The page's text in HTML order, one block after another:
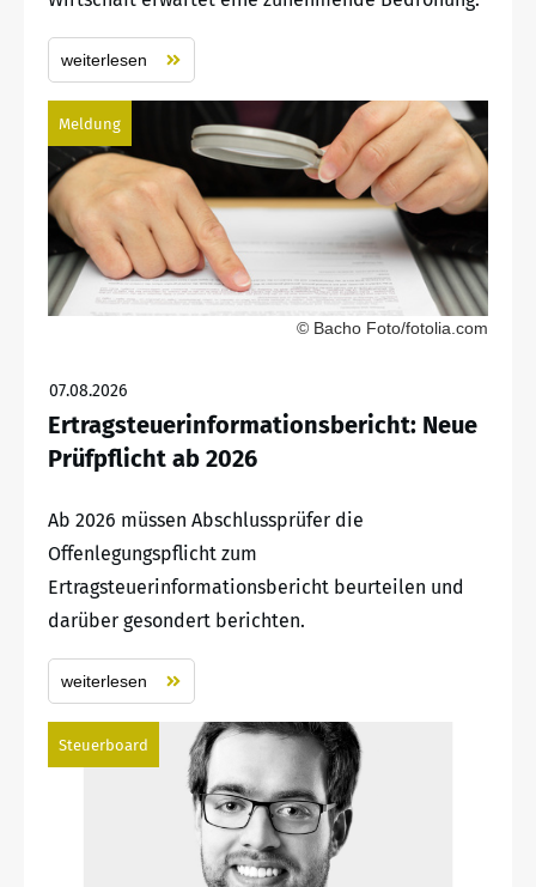
weiterlesen
Meldung
© Bacho Foto/fotolia.com
07.08.2026
Ertragsteuerinformationsbericht: Neue
Prüfpflicht ab 2026
Ab 2026 müssen Abschlussprüfer die
Offenlegungspflicht zum
Ertragsteuerinformationsbericht beurteilen und
darüber gesondert berichten.
weiterlesen
Steuerboard